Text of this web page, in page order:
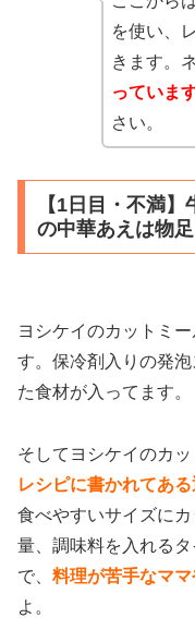
を使い、
きます。
っていま
さい。
【1日目・不満
の中華あえは物
ヨシケイのカットミ
す。保冷剤入りの発
た食材が入ってます。
そしてヨシケイのカ
レシピに書かれてあ
食べやすいサイズに
量、調味料を入れる
で、 料理が苦手なマ
よ。